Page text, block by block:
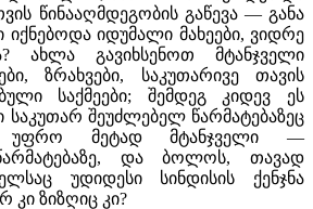
წინააღმდეგობის გაწევა — განა
იქნებოდა იდუმალი მახეები, ვიდრე
ახლა გავიხსენოთ მტანჯველი
ზრახვები, საკუთარივე თავის
საქმეები; შემდეგ კიდევ ეს
საკუთარ შეუძლებელ წარმატებაზეც
მეტად მტანჯველი —
და ბოლოს, თავად
უდიდესი სინდისის ქენჯნა
კი ზიზღიც კი?